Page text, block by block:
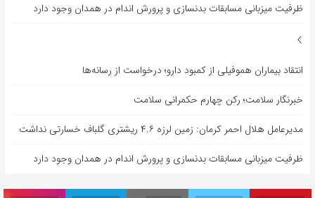
ظرفیت میزبانی مسابقات بدنسازی و پرورش اندام در همدان وجود دارد
انتقاد بیماران هموفیلی از کمبود دارو؛ درخواست از رسانه‌ها
خبرنگار سلامت؛ رکن چهارم حکمرانی سلامت
مدیرعامل هلال احمر کرمان: زمین لرزه ۴.۶ ریشتری گلباف خسارتی نداشت
ظرفیت میزبانی مسابقات بدنسازی و پرورش اندام در همدان وجود دارد